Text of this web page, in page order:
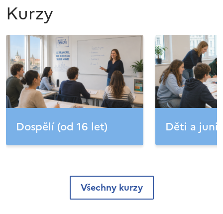
Kurzy
Dospělí (od 16 let) Děti a
Všechny kurzy